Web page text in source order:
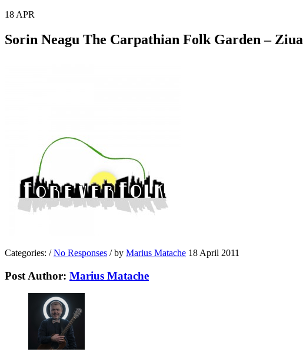
18 APR
Sorin Neagu The Carpathian Folk Garden – Ziua
Categories: / No Responses /by Marius Matache 18 April 2011
Post Author: Marius Matache